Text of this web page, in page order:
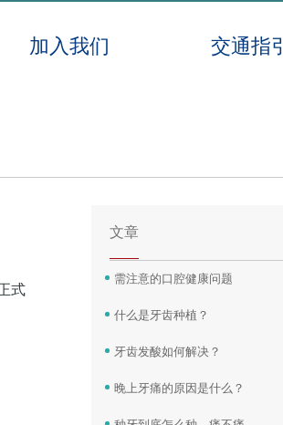
加入我们 交通指引
式
文章
需注意的口腔健康问题
什么是牙齿种植？
牙齿发酸如何解决？
晚上牙痛的原因是什么？